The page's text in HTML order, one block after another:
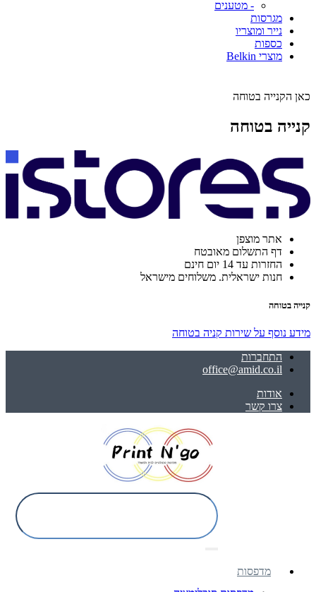
- מטענים
מגרסות
נייר ומוצריו
כספות
מוצרי Belkin
כאן הקנייה בטוחה
קנייה בטוחה
אתר מוצפן
דף התשלום מאובטח
החזרות עד 14 יום חינם
חנות ישראלית. משלוחים מישראל
קנייה בטוחה
מידע נוסף על שירות קניה בטוחה
התחברות
office@amid.co.il
אודות
צרו קשר
מדפסות